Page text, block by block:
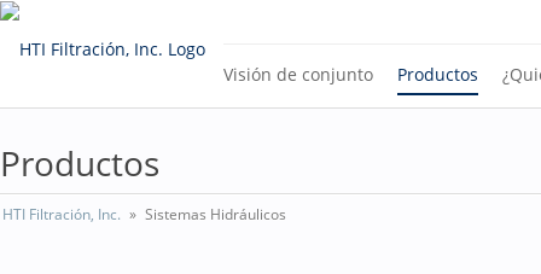
Visión de conjunto Productos
Productos
HTI Filtración, Inc. Sistemas Hidráulicos